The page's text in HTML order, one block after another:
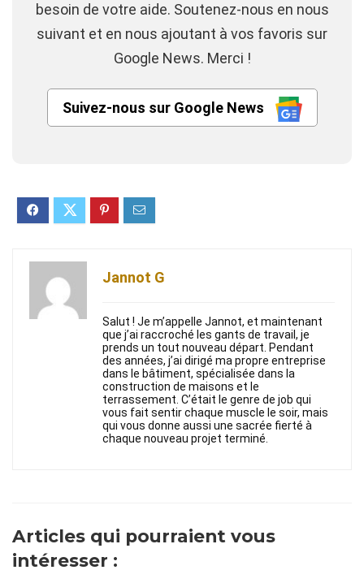
besoin de votre aide. Soutenez-nous en nous
suivant et en nous ajoutant à vos favoris sur
Google News. Merci !
Suivez-nous sur Google News
Jannot G
Salut ! Je m’appelle Jannot, et maintenant
que j’ai raccroché les gants de travail, je
prends un tout nouveau départ. Pendant
des années, j’ai dirigé ma propre entreprise
dans le bâtiment, spécialisée dans la
construction de maisons et le
terrassement. C’était le genre de job qui
vous fait sentir chaque muscle le soir, mais
qui vous donne aussi une sacrée fierté à
chaque nouveau projet terminé.
Articles qui pourraient vous
intéresser :